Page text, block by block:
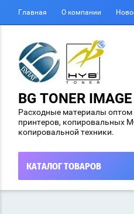
Главная О компании
BG TONER IMAGE
Расходные материалы
принтеров, копировальных
копировальной техники.
КАТАЛОГ ТОВАРОВ